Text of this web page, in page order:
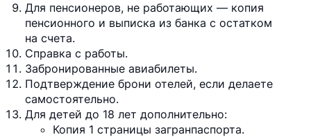
Для пенсионеров, не работающих — копия
пенсионного и выписка из банка с остатком
на счета.
Справка с работы.
Забронированные авиабилеты.
Подтверждение брони отелей, если делаете
самостоятельно.
Для детей до 18 лет дополнительно:
Копия 1 страницы загранпаспорта.